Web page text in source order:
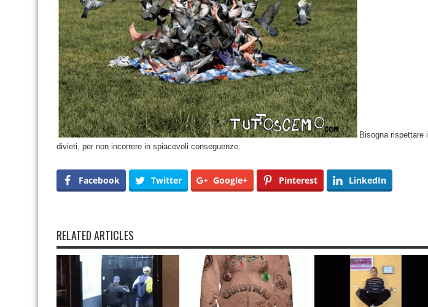
Bisogna rispettare i
divieti, per non incorrere in spiacevoli conseguenze.
Facebook Twitter Google+ Pinterest LinkedIn
RELATED ARTICLES